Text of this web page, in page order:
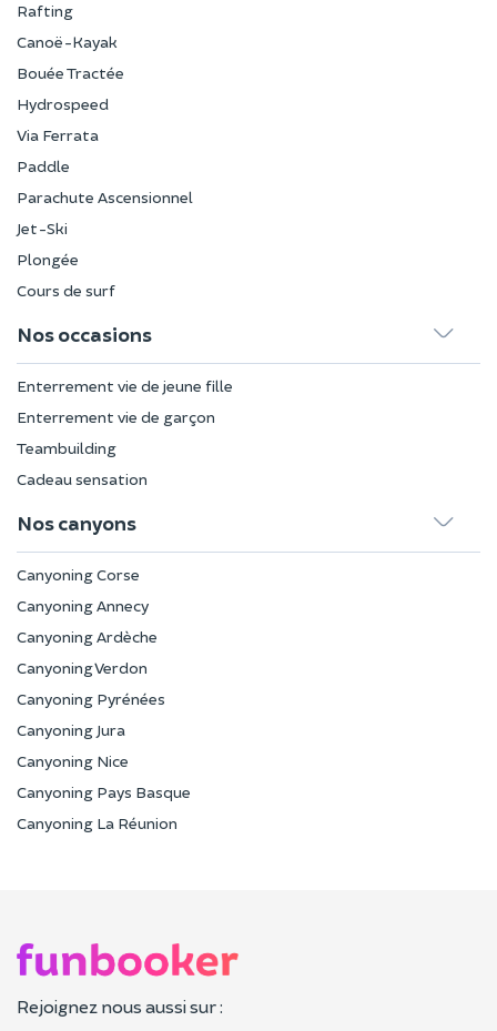
Rafting
Canoë-Kayak
Bouée Tractée
Hydrospeed
Via Ferrata
Paddle
Parachute Ascensionnel
Jet-Ski
Plongée
Cours de surf
Nos occasions
Enterrement vie de jeune fille
Enterrement vie de garçon
Teambuilding
Cadeau sensation
Nos canyons
Canyoning Corse
Canyoning Annecy
Canyoning Ardèche
Canyoning Verdon
Canyoning Pyrénées
Canyoning Jura
Canyoning Nice
Canyoning Pays Basque
Canyoning La Réunion
Rejoignez nous aussi sur :